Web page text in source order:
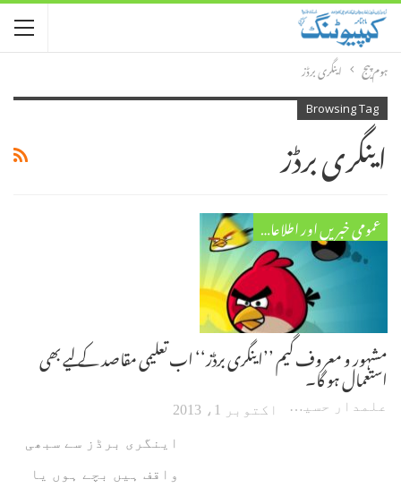
ہوم پیج اینگری برڈز
Browsing Tag
اینگری برڈز
عمومی خبریں اور اطلاعات
مشہور و معروف گیم ’’اینگری برڈز‘‘ اب تعلیمی مقاصد کے لیے بھی
استعمال ہو گا۔
علمدار حسین اکتوبر 1، 2013
اینگری برڈز سے سبھی
واقف ہیں بچے ہوں یا